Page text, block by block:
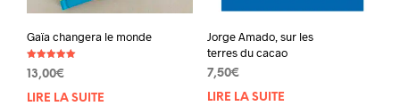
Gaïa changera le monde
Note
5.00
13,00€
LIRE LA SUITE
Jorge Amado, sur les
terres du cacao
7,50€
LIRE LA SUITE